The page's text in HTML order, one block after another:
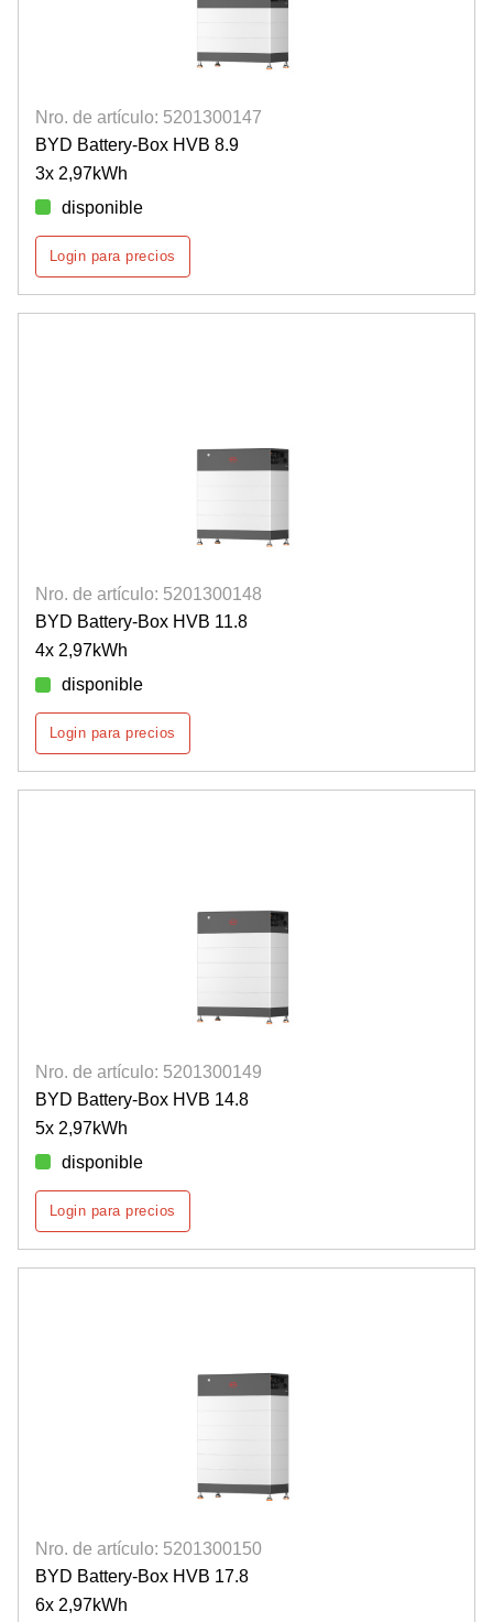
Nro. de artículo: 5201300147
BYD Battery-Box HVB 8.9
3x 2,97kWh
disponible
Login para precios
Nro. de artículo: 5201300148
BYD Battery-Box HVB 11.8
4x 2,97kWh
disponible
Login para precios
Nro. de artículo: 5201300149
BYD Battery-Box HVB 14.8
5x 2,97kWh
disponible
Login para precios
Nro. de artículo: 5201300150
BYD Battery-Box HVB 17.8
6x 2,97kWh